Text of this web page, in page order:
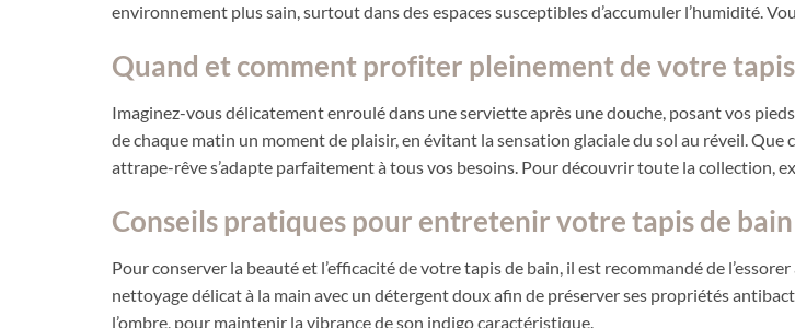
environnement plus sain, surtout dans des espaces susceptibles d’accumuler l’humidité.
Quand et comment profiter pleinement de votre
Imaginez-vous délicatement enroulé dans une serviette après une douche, posant vos
de chaque matin un moment de plaisir, en évitant la sensation glaciale du sol au réveil.
attrape-rêve s’adapte parfaitement à tous vos besoins. Pour découvrir toute la collection,
Conseils pratiques pour entretenir votre tapis de
Pour conserver la beauté et l’efficacité de votre tapis de bain, il est recommandé de
nettoyage délicat à la main avec un détergent doux afin de préserver ses propriétés
l’ombre, pour maintenir la vibrance de son indigo caractéristique.